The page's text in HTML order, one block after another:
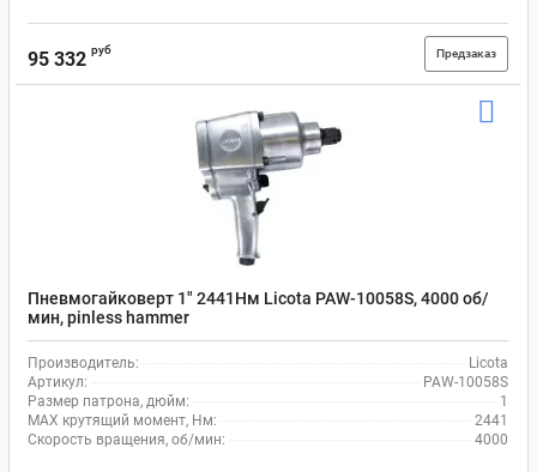
95 332 руб Предзаказ
Пневмогайковерт 1" 2441Нм Licota PAW-10058S, 4000 об/
мин, pinless hammer
Производитель:
Licota
Артикул:
PAW-10058S
Размер патрона, дюйм:
1
MAX крутящий момент, Нм:
2441
Скорость вращения, об/мин:
4000